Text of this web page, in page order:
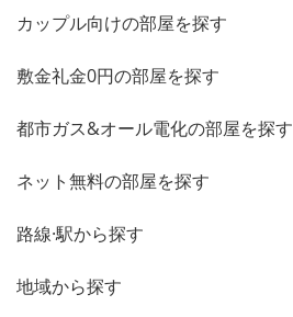
カップル向けの部屋を探す
敷金礼金0円の部屋を探す
都市ガス&オール電化の部屋を探す
ネット無料の部屋を探す
路線·駅から探す
地域から探す